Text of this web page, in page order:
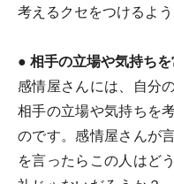
考えるクセをつけるよ
● 相手の立場や気持ち
感情屋さんには、自分
相手の立場や気持ちを
のです。感情屋さんが
を言ったらこの人はど